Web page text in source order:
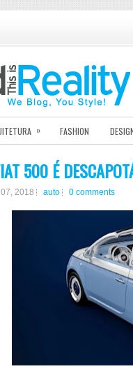
» FASHION
500 É
2018 auto 0 comments